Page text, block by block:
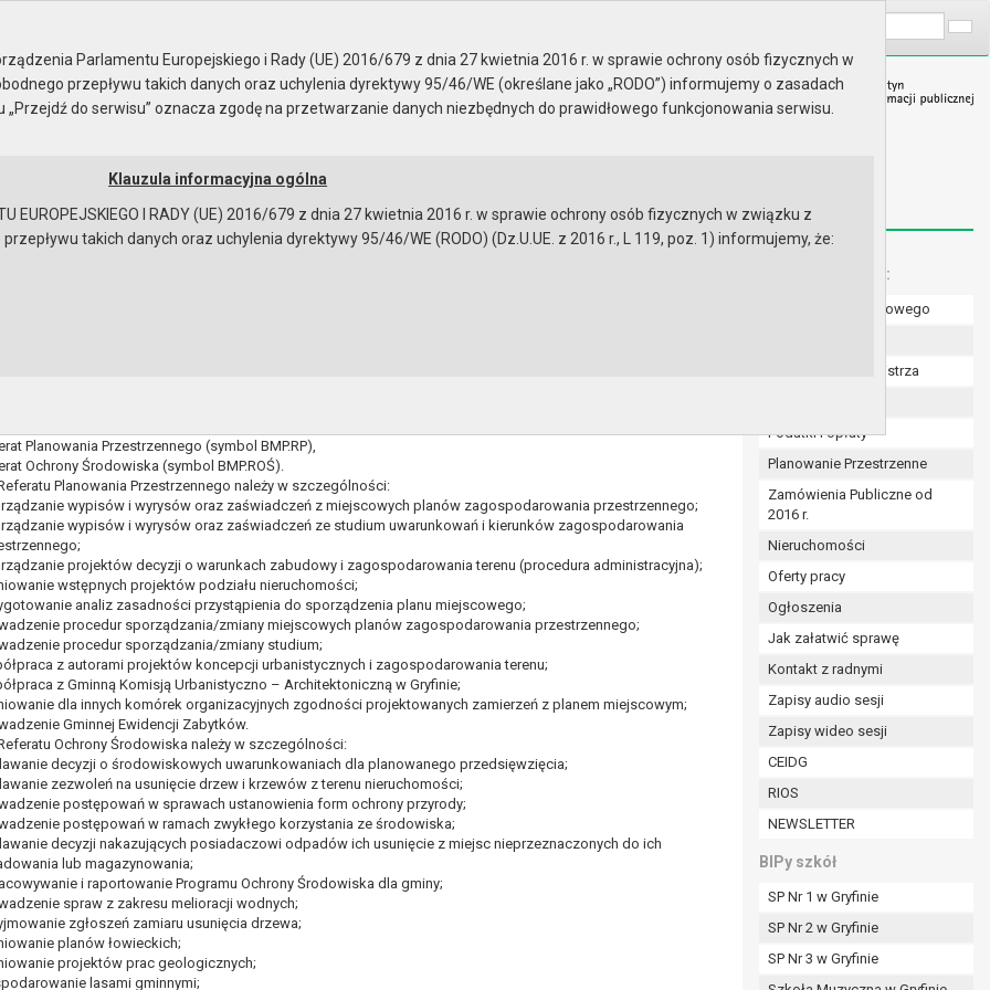
Instrukcja korzystania Dostępność
PRZESTRZENNEGO I OCHRONY ŚRODOWISKA (Symbol
Planowania Przestrzennego (symbol BMP.RP),
Ochrony Środowiska (symbol BMP.ROŚ).
Planowania Przestrzennego należy w szczególności:
wypisów i wyrysów oraz zaświadczeń z miejscowych planów zagospodarowania przestrzennego;
wypisów i wyrysów oraz zaświadczeń ze studium uwarunkowań i kierunków zagospodarowania
projektów decyzji o warunkach zabudowy i zagospodarowania terenu (procedura administracyjna);
wstępnych projektów podziału nieruchomości;
analiz zasadności przystąpienia do sporządzenia planu miejscowego;
procedur sporządzania/zmiany miejscowych planów zagospodarowania przestrzennego;
procedur sporządzania/zmiany studium;
z autorami projektów koncepcji urbanistycznych i zagospodarowania terenu;
z Gminną Komisją Urbanistyczno – Architektoniczną w Gryfinie;
dla innych komórek organizacyjnych zgodności projektowanych zamierzeń z planem miejscowym;
Gminnej Ewidencji Zabytków.
Ochrony Środowiska należy w szczególności:
decyzji o środowiskowych uwarunkowaniach dla planowanego przedsięwzięcia;
zezwoleń na usunięcie drzew i krzewów z terenu nieruchomości;
postępowań w sprawach ustanowienia form ochrony przyrody;
postępowań w ramach zwykłego korzystania ze środowiska;
decyzji nakazujących posiadaczowi odpadów ich usunięcie z miejsc nieprzeznaczonych do ich
lub magazynowania;
i raportowanie Programu Ochrony Środowiska dla gminy;
spraw z zakresu melioracji wodnych;
zgłoszeń zamiaru usunięcia drzewa;
planów łowieckich;
projektów prac geologicznych;
lasami gminnymi;
Menu dodatkowe:
Numer konta bankowego
Zarządzenia Burmistrza
Podatki i opłaty
Planowanie Przestrzenne
Zamówienia Publiczne od
2016 r.
Nieruchomości
Oferty pracy
Ogłoszenia
Jak załatwić sprawę
Kontakt z radnymi
Zapisy audio sesji
Zapisy wideo sesji
CEIDG
RIOS
NEWSLETTER
BIPy szkół
SP Nr 1 w Gryfinie
SP Nr 2 w Gryfinie
SP Nr 3 w Gryfinie
Parlamentu Europejskiego i Rady (UE) 2016/679 z dnia 27 kwietnia 2016 r. w sprawie ochrony osób fizycznych w
przepływu takich danych oraz uchylenia dyrektywy 95/46/WE (określane jako „RODO”) informujemy o zasadach
do serwisu” oznacza zgodę na przetwarzanie danych niezbędnych do prawidłowego funkcjonowania serwisu.
Klauzula informacyjna ogólna
EUROPEJSKIEGO I RADY (UE) 2016/679 z dnia 27 kwietnia 2016 r. w sprawie ochrony osób fizycznych w związku z
takich danych oraz uchylenia dyrektywy 95/46/WE (RODO) (Dz.U.UE. z 2016 r., L 119, poz. 1) informujemy, że:
przepisami prawa w celu:
a w szczególności ustawy z dnia 8 marca 1990 r. o samorządzie gminnym (Dz.U. z 2017r., poz. 1875 ze zm.) oraz z
a także obowiązków i zadań zleconych przez instytucje nadrzędne wobec Gminy;
lub innej osoby fizycznej;
lub w ramach sprawowania władzy publicznej powierzonej administratorowi;
są wyłącznie na podstawie wcześniej udzielonej zgody w zakresie i celu określonym w treści zgody.
w pkt. 3, dane osobowe mogą być udostępniane innym upoważnionym odbiorcom lub kategoriom odbiorców danych
administratora na podstawie zawartej z nim umowy powierzenia przetwarzania danych osobowych;
na podstawie odpowiednich przepisów prawa.
niezbędny do realizacji celu dla jakiego zostały zebrane oraz zgodnie z terminami archiwizacji określonymi przez
zgody osoby, której dane dotyczą przetwarzanie odbywa się do czasu wycofania tej zgody.
zawarcia i realizacji umowy przetwarzanie odbywa się przez okres niezbędny do realizacji zawartej umowy, a po tym
dla zabezpieczenia ewentualnych roszczeń, a w przypadku wyrażenia zgody na przetwarzanie danych po zakończeniu i
od momentu pozyskania przechowywane są przez okres wynikający z umowy o dofinansowanie zawartej między
i konieczności zachowania dokumentacji projektu do celów kontrolnych.
osobowych przysługuje Pani/Panu:
ich kopii na podstawie art. 15 RODO;